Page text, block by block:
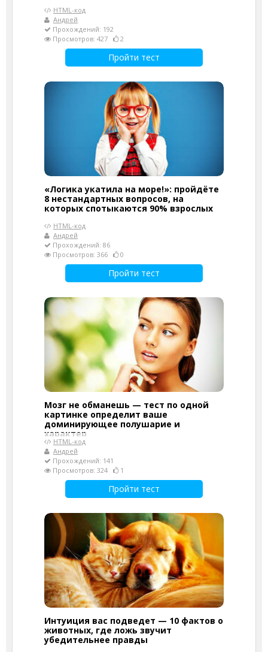
HTML-код
Андрей
Прохождений: 192
Просмотров: 427
2
Пройти тест
«Логика укатила на море!»: пройдёте
8 нестандартных вопросов, на
которых спотыкаются 90% взрослых
HTML-код
Андрей
Прохождений: 86
Просмотров: 366
0
Пройти тест
Мозг не обманешь — тест по одной
картинке определит ваше
доминирующее полушарие и
характер
HTML-код
Андрей
Прохождений: 141
Просмотров: 324
1
Пройти тест
Интуиция вас подведет — 10 фактов о
животных, где ложь звучит
убедительнее правды